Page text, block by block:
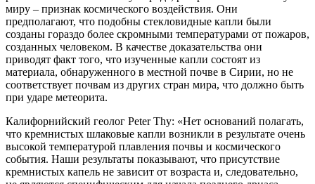
миру – признак космического воздействия. Они
предполагают, что подобны стекловидные капли были
созданы гораздо более скромными температурами от пожаров,
созданных человеком. В качестве доказательства они
приводят факт того, что изученные капли состоят из
материала, обнаруженного в местной почве в Сирии, но не
соответствует почвам из других стран мира, что должно быть
при ударе метеорита.
Калифорнийский геолог Peter Thy: «Нет оснований полагать,
что кремнистых шлаковые капли возникли в результате очень
высокой температурой плавления почвы и космического
события. Наши результаты показывают, что присутствие
кремнистых капель не зависит от возраста и, следовательно,